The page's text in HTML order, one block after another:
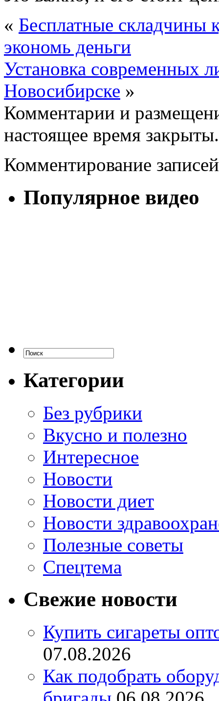
« Бесплатные складчины
экономь деньги
Установка современных
Новосибирске »
Комментарии и
настоящее время закрыты.
Комментирование
Популярное видео
Категории
Без рубрики
Вкусно и полезно
Интересное
Новости
Новости диет
Новости
Полезные советы
Спецтема
Свежие новости
Купить сигареты
07.08.2026
Как подобрать